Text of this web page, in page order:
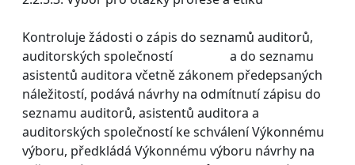
Kontroluje žádosti o zápis do seznamů auditorů,
auditorských společností a do seznamu
asistentů auditora včetně zákonem předepsaných
náležitostí, podává návrhy na odmítnutí zápisu do
seznamu auditorů, asistentů auditora a
auditorských společností ke schválení Výkonnému
výboru, předkládá Výkonnému výboru návrhy na